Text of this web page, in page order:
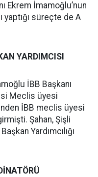
Ekrem İmamoğlu’nun
yaptığı süreçte de A
YARDIMCISI
İBB Başkanı
Meclis üyesi
İBB meclis üyesi
Şahan, Şişli
Yardımcılığı